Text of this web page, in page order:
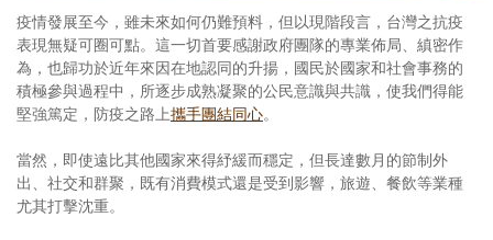
歷史區
關於Yilan
活動實況記錄
媒體報導一覽
疫情發展至今，雖未來如何仍難預料，但以現階段言，台灣之抗疫
表現無疑可圈可點。這一切首要感謝政府團隊的專業佈局、縝密作
為，也歸功於近年來因在地認同的升揚，國民於國家和社會事務的
積極參與過程中，所逐步成熟凝聚的公民意識與共識，使我們得能
堅強篤定，防疫之路上攜手團結同心。
當然，即使遠比其他國家來得紓緩而穩定，但長達數月的節制外
出、社交和群聚，既有消費模式還是受到影響，旅遊、餐飲等業種
尤其打擊沈重。